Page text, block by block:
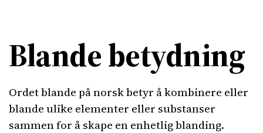
Blande betydning
Ordet blande på norsk betyr å kombinere eller
blande ulike elementer eller substanser
sammen for å skape en enhetlig blanding.